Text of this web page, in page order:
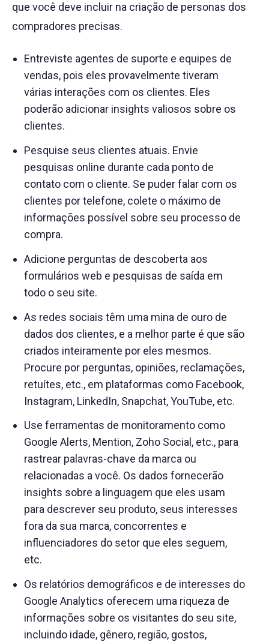
que você deve incluir na criação de personas dos
compradores precisas.
Entreviste agentes de suporte e equipes de
vendas, pois eles provavelmente tiveram
várias interações com os clientes. Eles
poderão adicionar insights valiosos sobre os
clientes.
Pesquise seus clientes atuais. Envie
pesquisas online durante cada ponto de
contato com o cliente. Se puder falar com os
clientes por telefone, colete o máximo de
informações possível sobre seu processo de
compra.
Adicione perguntas de descoberta aos
formulários web e pesquisas de saída em
todo o seu site.
As redes sociais têm uma mina de ouro de
dados dos clientes, e a melhor parte é que são
criados inteiramente por eles mesmos.
Procure por perguntas, opiniões, reclamações,
retuítes, etc., em plataformas como Facebook,
Instagram, LinkedIn, Snapchat, YouTube, etc.
Use ferramentas de monitoramento como
Google Alerts, Mention, Zoho Social, etc., para
rastrear palavras-chave da marca ou
relacionadas a você. Os dados fornecerão
insights sobre a linguagem que eles usam
para descrever seu produto, seus interesses
fora da sua marca, concorrentes e
influenciadores do setor que eles seguem,
etc.
Os relatórios demográficos e de interesses do
Google Analytics oferecem uma riqueza de
informações sobre os visitantes do seu site,
incluindo idade, gênero, região, gostos,